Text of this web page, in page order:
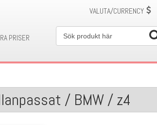
VALUTA/CURRENCY
PRISER
/ BMW / z4